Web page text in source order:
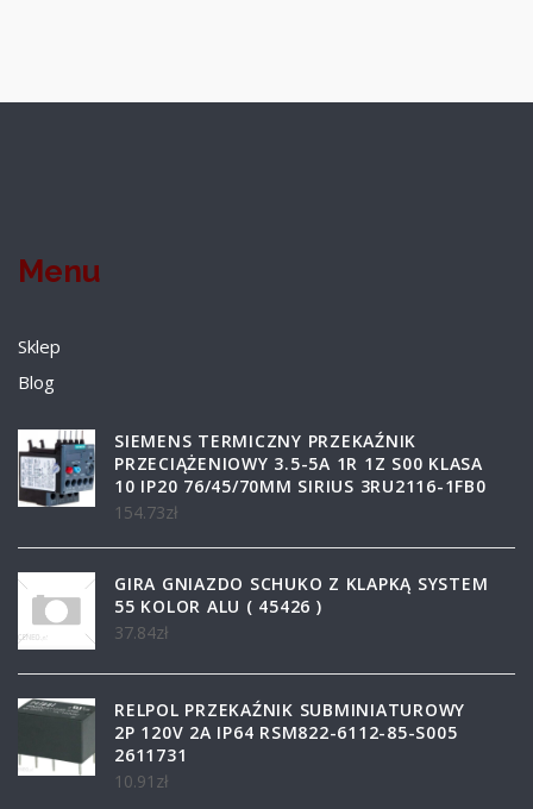
Menu
Sklep
Blog
SIEMENS TERMICZNY PRZEKAŹNIK
PRZECIĄŻENIOWY 3.5-5A 1R 1Z S00 KLASA
10 IP20 76/45/70MM SIRIUS 3RU2116-1FB0
154.73zł
GIRA GNIAZDO SCHUKO Z KLAPKĄ SYSTEM
55 KOLOR ALU ( 45426 )
37.84zł
RELPOL PRZEKAŹNIK SUBMINIATUROWY
2P 120V 2A IP64 RSM822-6112-85-S005
2611731
10.91 zł